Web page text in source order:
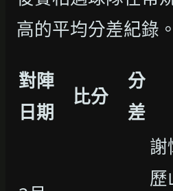
高的平均分差紀錄。
對陣
日期
比分
分
差
謝
歷